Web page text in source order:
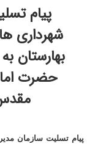
پیام
شهرداری
بهارستان
حضرت
پیام تسلیت سازمان